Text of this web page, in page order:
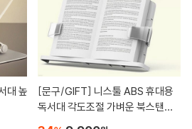
[문구/GIFT]
독서대 각도조절 가벼운 북스탠드